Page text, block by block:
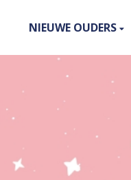
NIEUWE OUDERS